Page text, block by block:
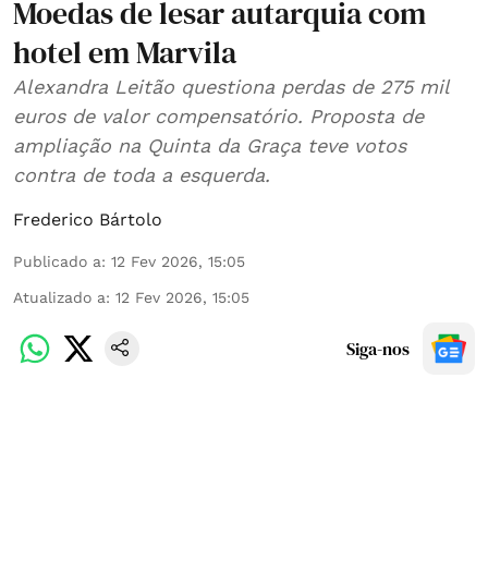
Moedas de lesar autarquia com
hotel em Marvila
Alexandra Leitão questiona perdas de 275 mil
euros de valor compensatório. Proposta de
ampliação na Quinta da Graça teve votos
contra de toda a esquerda.
Frederico Bártolo
Publicado a: 12 Fev 2026, 15:05
Atualizado a: 12 Fev 2026, 15:05
Siga-nos